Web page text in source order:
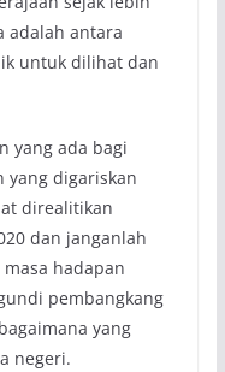
adalah antara
untuk dilihat dan
yang ada bagi
yang digariskan
direalitikan
dan janganlah
hadapan
pembangkang
yang
negeri.